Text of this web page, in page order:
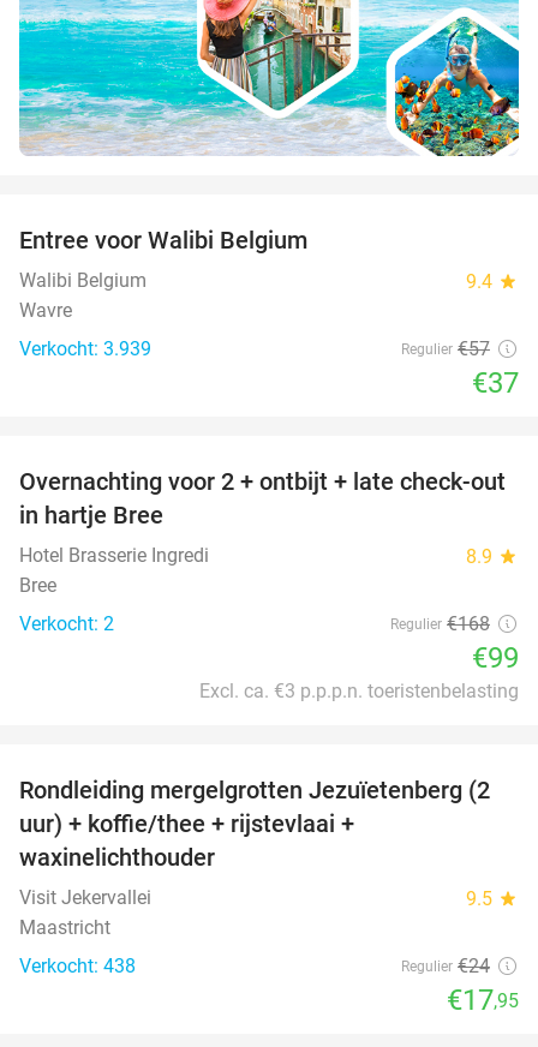
Entree voor Walibi Belgium
Walibi Belgium 9.4 star
Wavre
Verkocht: 3.939
Regulier €57
€37
41%
TODAY
Overnachting voor 2 + ontbijt + late check-out
in hartje Bree
Hotel Brasserie Ingredi 8.9 star
Bree
Verkocht: 2
Regulier €168
€99
Excl. ca. €3 p.p.p.n. toeristenbelasting
25%
Rondleiding mergelgrotten Jezuïetenberg (2
uur) + koffie/thee + rijstevlaai +
waxinelichthouder
Visit Jekervallei 9.5 star
Maastricht
Verkocht: 438
Regulier €24
€17,95